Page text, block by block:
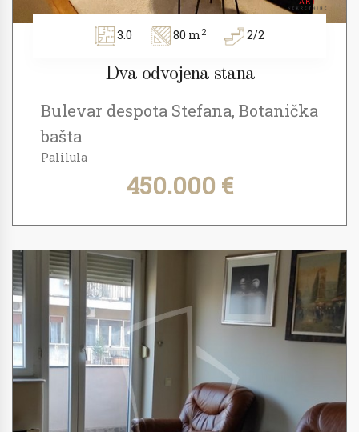
3.0 80 m2 2/2
Dva odvojena stana
Bulevar despota Stefana, Botanička
bašta
Palilula
450.000 €